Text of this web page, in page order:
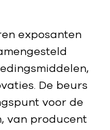
exposanten
De beurs
voor de
van producent